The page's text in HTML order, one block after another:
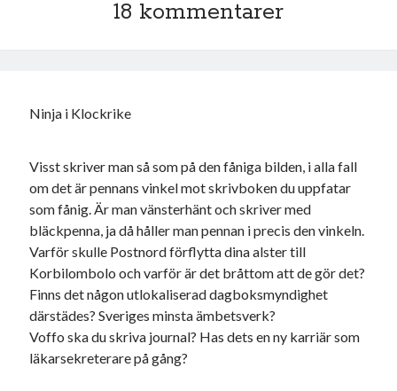
Swish: 070-8885542
18 kommentarer
Ninja i Klockrike
Visst skriver man så som på den fåniga bilden, i alla fall
om det är pennans vinkel mot skrivboken du uppfatar
som fånig. Är man vänsterhänt och skriver med
bläckpenna, ja då håller man pennan i precis den vinkeln.
Varför skulle Postnord förflytta dina alster till
Korbilombolo och varför är det bråttom att de gör det?
Finns det någon utlokaliserad dagboksmyndighet
därstädes? Sveriges minsta ämbetsverk?
Voffo ska du skriva journal? Has dets en ny karriär som
läkarsekreterare på gång?